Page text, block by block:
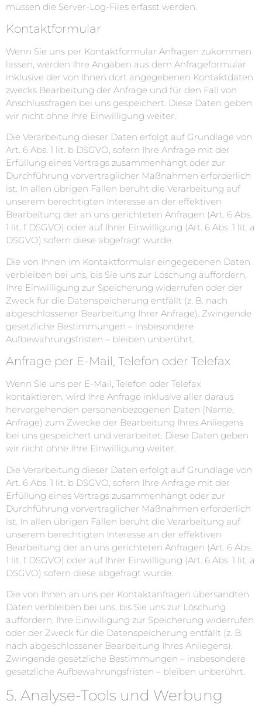
müssen die Server-Log-Files erfasst werden.
Kontaktformular
Wenn Sie uns per Kontaktformular Anfragen zukommen
lassen, werden Ihre Angaben aus dem Anfrageformular
inklusive der von Ihnen dort angegebenen Kontaktdaten
zwecks Bearbeitung der Anfrage und für den Fall von
Anschlussfragen bei uns gespeichert. Diese Daten geben
wir nicht ohne Ihre Einwilligung weiter.
Die Verarbeitung dieser Daten erfolgt auf Grundlage von
Art. 6 Abs. 1 lit. b DSGVO, sofern Ihre Anfrage mit der
Erfüllung eines Vertrags zusammenhängt oder zur
Durchführung vorvertraglicher Maßnahmen erforderlich
ist. In allen übrigen Fällen beruht die Verarbeitung auf
unserem berechtigten Interesse an der effektiven
Bearbeitung der an uns gerichteten Anfragen (Art. 6 Abs.
1 lit. f DSGVO) oder auf Ihrer Einwilligung (Art. 6 Abs. 1 lit. a
DSGVO) sofern diese abgefragt wurde.
Die von Ihnen im Kontaktformular eingegebenen Daten
verbleiben bei uns, bis Sie uns zur Löschung auffordern,
Ihre Einwilligung zur Speicherung widerrufen oder der
Zweck für die Datenspeicherung entfällt (z. B. nach
abgeschlossener Bearbeitung Ihrer Anfrage). Zwingende
gesetzliche Bestimmungen – insbesondere
Aufbewahrungsfristen – bleiben unberührt.
Anfrage per E-Mail, Telefon oder Telefax
Wenn Sie uns per E-Mail, Telefon oder Telefax
kontaktieren, wird Ihre Anfrage inklusive aller daraus
hervorgehenden personenbezogenen Daten (Name,
Anfrage) zum Zwecke der Bearbeitung Ihres Anliegens
bei uns gespeichert und verarbeitet. Diese Daten geben
wir nicht ohne Ihre Einwilligung weiter.
Die Verarbeitung dieser Daten erfolgt auf Grundlage von
Art. 6 Abs. 1 lit. b DSGVO, sofern Ihre Anfrage mit der
Erfüllung eines Vertrags zusammenhängt oder zur
Durchführung vorvertraglicher Maßnahmen erforderlich
ist. In allen übrigen Fällen beruht die Verarbeitung auf
unserem berechtigten Interesse an der effektiven
Bearbeitung der an uns gerichteten Anfragen (Art. 6 Abs.
1 lit. f DSGVO) oder auf Ihrer Einwilligung (Art. 6 Abs. 1 lit. a
DSGVO) sofern diese abgefragt wurde.
Die von Ihnen an uns per Kontaktanfragen übersandten
Daten verbleiben bei uns, bis Sie uns zur Löschung
auffordern, Ihre Einwilligung zur Speicherung widerrufen
oder der Zweck für die Datenspeicherung entfällt (z. B.
nach abgeschlossener Bearbeitung Ihres Anliegens).
Zwingende gesetzliche Bestimmungen – insbesondere
gesetzliche Aufbewahrungsfristen – bleiben unberührt.
5. Analyse-Tools und Werbung